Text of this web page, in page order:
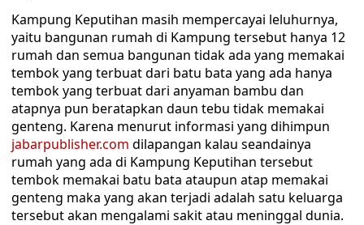
Kampung Keputihan masih mempercayai leluhurnya,
yaitu bangunan rumah di Kampung tersebut hanya 12
rumah dan semua bangunan tidak ada yang memakai
tembok yang terbuat dari batu bata yang ada hanya
tembok yang terbuat dari anyaman bambu dan
atapnya pun beratapkan daun tebu tidak memakai
genteng. Karena menurut informasi yang dihimpun
jabarpublisher.com dilapangan kalau seandainya
rumah yang ada di Kampung Keputihan tersebut
tembok memakai batu bata ataupun atap memakai
genteng maka yang akan terjadi adalah satu keluarga
tersebut akan mengalami sakit atau meninggal dunia.